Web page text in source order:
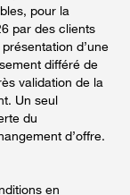
pour la
par des clients
d’une
différé de
validation de la
Un seul
du
d’offre.
en